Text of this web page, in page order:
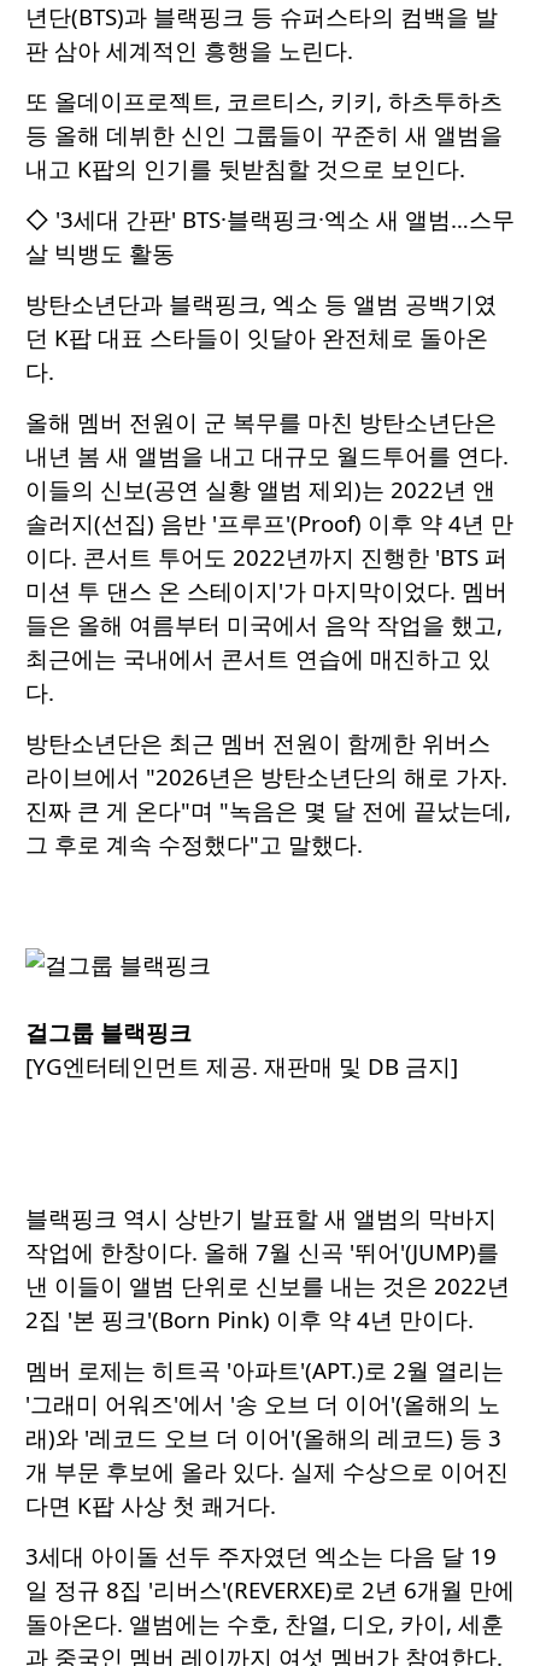
년단(BTS)과 블랙핑크 등 슈퍼스타의 컴백을 발
판 삼아 세계적인 흥행을 노린다.
또 올데이프로젝트, 코르티스, 키키, 하츠투하츠
등 올해 데뷔한 신인 그룹들이 꾸준히 새 앨범을
내고 K팝의 인기를 뒷받침할 것으로 보인다.
◇ '3세대 간판' BTS·블랙핑크·엑소 새 앨범…스무
살 빅뱅도 활동
방탄소년단과 블랙핑크, 엑소 등 앨범 공백기였
던 K팝 대표 스타들이 잇달아 완전체로 돌아온
다.
올해 멤버 전원이 군 복무를 마친 방탄소년단은
내년 봄 새 앨범을 내고 대규모 월드투어를 연다.
이들의 신보(공연 실황 앨범 제외)는 2022년 앤
솔러지(선집) 음반 '프루프'(Proof) 이후 약 4년 만
이다. 콘서트 투어도 2022년까지 진행한 'BTS 퍼
미션 투 댄스 온 스테이지'가 마지막이었다. 멤버
들은 올해 여름부터 미국에서 음악 작업을 했고,
최근에는 국내에서 콘서트 연습에 매진하고 있
다.
방탄소년단은 최근 멤버 전원이 함께한 위버스
라이브에서 "2026년은 방탄소년단의 해로 가자.
진짜 큰 게 온다"며 "녹음은 몇 달 전에 끝났는데,
그 후로 계속 수정했다"고 말했다.
걸그룹 블랙핑크
[YG엔터테인먼트 제공. 재판매 및 DB 금지]
블랙핑크 역시 상반기 발표할 새 앨범의 막바지
작업에 한창이다. 올해 7월 신곡 '뛰어'(JUMP)를
낸 이들이 앨범 단위로 신보를 내는 것은 2022년
2집 '본 핑크'(Born Pink) 이후 약 4년 만이다.
멤버 로제는 히트곡 '아파트'(APT.)로 2월 열리는
'그래미 어워즈'에서 '송 오브 더 이어'(올해의 노
래)와 '레코드 오브 더 이어'(올해의 레코드) 등 3
개 부문 후보에 올라 있다. 실제 수상으로 이어진
다면 K팝 사상 첫 쾌거다.
3세대 아이돌 선두 주자였던 엑소는 다음 달 19
일 정규 8집 '리버스'(REVERXE)로 2년 6개월 만에
돌아온다. 앨범에는 수호, 찬열, 디오, 카이, 세훈
과 중국인 멤버 레이까지 여섯 멤버가 참여한다.